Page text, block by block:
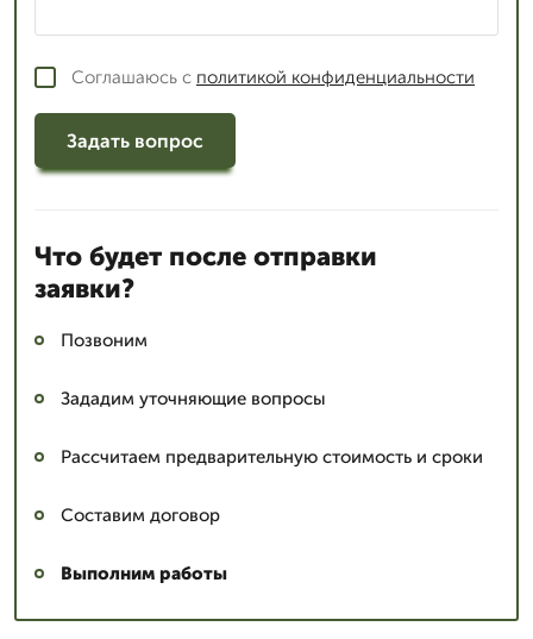
Соглашаюсь с политикой конфиденциальности
Задать вопрос
Что будет после отправки
заявки?
Позвоним
Зададим уточняющие вопросы
Рассчитаем предварительную стоимость и сроки
Составим договор
Выполним работы